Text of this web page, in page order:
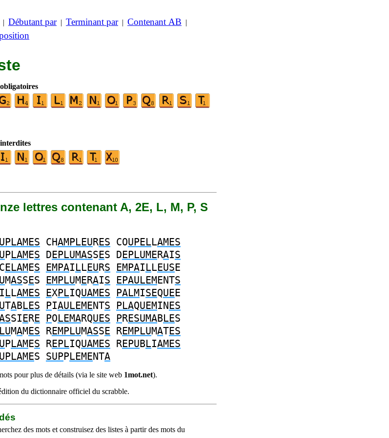
| Débutant par| Terminant par| Contenant AB |
obligatoires
interdites
lettres contenant A, 2E, L, M, P, S
UPLAMES CHAMPLEURES COUPELLAMES
PLAMES DEPLUMASSES DEPLUMERAIS
CELAMES EMPAILLEURS EMPAILLEUSE
MASSES EMPLUMERAIS EPAULEMENTS
ILLAMES EXPLIQUAMES PALMISEQUEE
TABLES PIAULEMENTS PLAQUEMINES
SIERE POLEMARQUES PRESUMABLES
MAMES REMPLUMASSE REMPLUMATES
PLAMES REPLIQUAMES REPUBLIAMES
UPLAMES SUPPLEMENTA
pour plus de détails (via le site web 1mot.net).
du dictionnaire officiel du scrabble.
des mots et construisez des listes à partir des mots du